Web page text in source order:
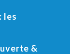
les
&